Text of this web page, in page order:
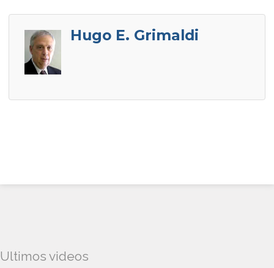
Hugo E. Grimaldi
Ultimos videos